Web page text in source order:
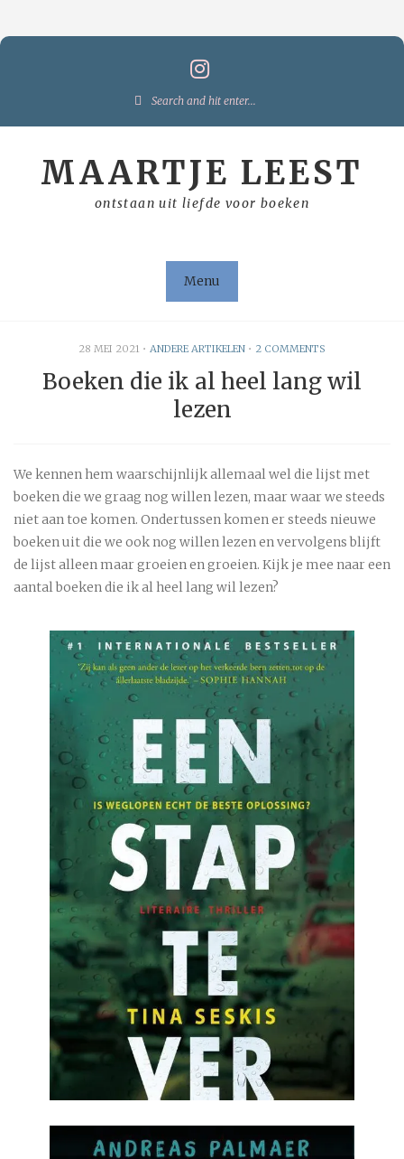
Search
MAARTJE LEEST
ontstaan uit liefde voor boeken
Menu
28 MEI 2021 • ANDERE ARTIKELEN • 2 COMMENTS
Boeken die ik al heel lang wil
lezen
We kennen hem waarschijnlijk allemaal wel die lijst met
boeken die we graag nog willen lezen, maar waar we steeds
niet aan toe komen. Ondertussen komen er steeds nieuwe
boeken uit die we ook nog willen lezen en vervolgens blijft
de lijst alleen maar groeien en groeien. Kijk je mee naar een
aantal boeken die ik al heel lang wil lezen?